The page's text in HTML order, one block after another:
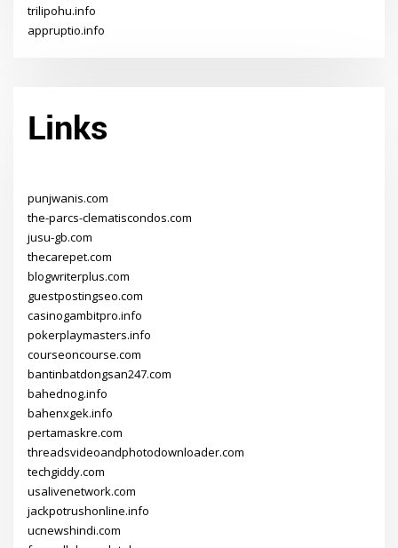
trilipohu.info
appruptio.info
Links
punjwanis.com
the-parcs-clematiscondos.com
jusu-gb.com
thecarepet.com
blogwriterplus.com
guestpostingseo.com
casinogambitpro.info
pokerplaymasters.info
courseoncourse.com
bantinbatdongsan247.com
bahednog.info
bahenxgek.info
pertamaskre.com
threadsvideoandphotodownloader.com
techgiddy.com
usalivenetwork.com
jackpotrushonline.info
ucnewshindi.com